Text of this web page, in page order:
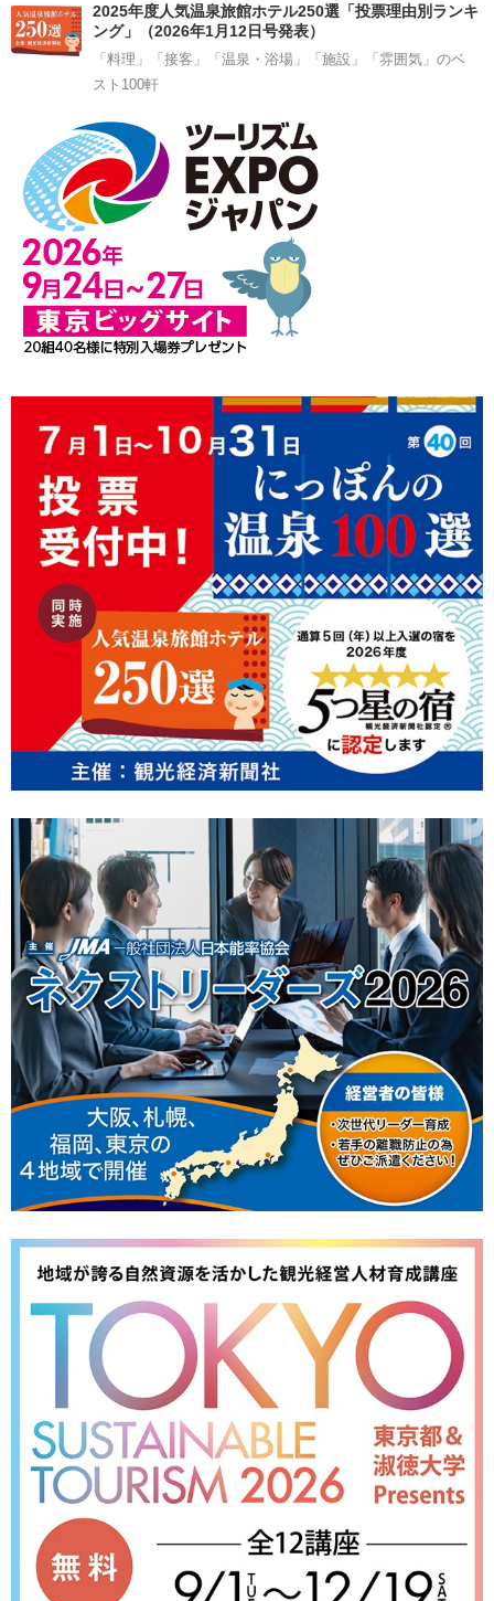
2025年度人気温泉旅館ホテル250選「投票理由別ランキ
ング」（2026年1月12日号発表）
「料理」「接客」「温泉・浴場」「施設」「雰囲気」のベ
スト100軒